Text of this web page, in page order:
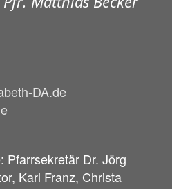
DA.de
Pfarrsekretär Dr. Jörg
Karl Franz, Christa